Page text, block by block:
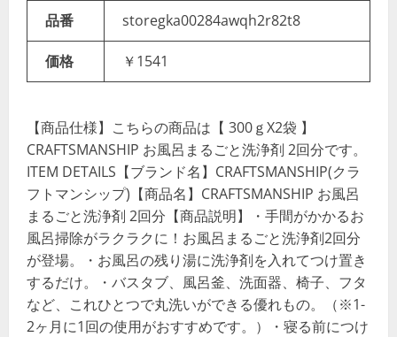
品番 storegka00284awqh2r82t8
価格 ￥1541
【商品仕様】こちらの商品は【 300ｇX2袋 】
CRAFTSMANSHIP お風呂まるごと洗浄剤 2回分です。
ITEM DETAILS【ブランド名】CRAFTSMANSHIP(クラ
フトマンシップ)【商品名】CRAFTSMANSHIP お風呂
まるごと洗浄剤 2回分【商品説明】・手間がかかるお
風呂掃除がラクラクに！お風呂まるごと洗浄剤2回分
が登場。・お風呂の残り湯に洗浄剤を入れてつけ置き
するだけ。・バスタブ、風呂釜、洗面器、椅子、フタ
など、これひとつで丸洗いができる優れもの。（※1-
2ヶ月に1回の使用がおすすめです。）・寝る前につけ